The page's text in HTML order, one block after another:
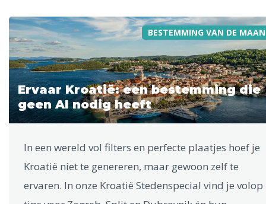
BESTEMMING VAN DE
Ervaar Kroatië: een bestemming die
geen AI nodig heeft
In een wereld vol filters en perfecte plaatjes hoef je
Kroatië niet te genereren, maar gewoon zelf te
ervaren. In onze Kroatië Stedenspecial vind je volop